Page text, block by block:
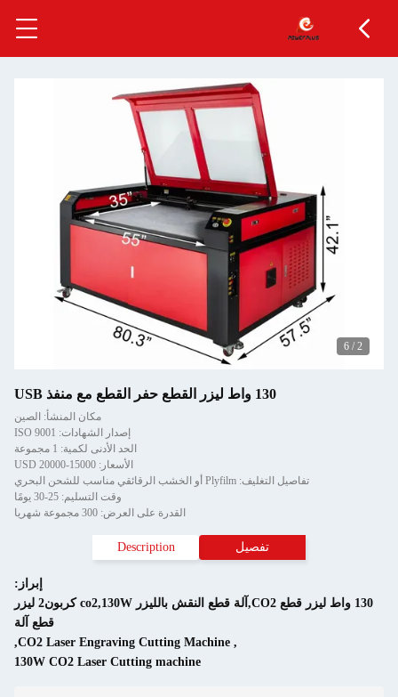
2
/
6
130 واط ليزر القطع حفر القطع مع منفذ USB
مكان المنشأ: الصين
إصدار الشهادات: ISO 9001
الحد الأدنى لكمية: 1 مجموعة
الأسعار: 15000-20000 USD
تفاصيل التغليف: Plyfilm أو الخشب الرقائقي مناسب للشحن البحري
وقت التسليم: 25-30 يومًا
القدرة على العرض: 300 مجموعة شهريا
تفصيل Description
إبراز:
130 واط ليزر قطع CO2,آلة قطع النقش بالليزر co2,130W كربون2 ليزر
قطع آلة
,
CO2 Laser Engraving Cutting Machine
,
130W CO2 Laser Cutting machine